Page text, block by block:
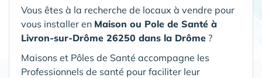
Vous êtes à la recherche de locaux à vendre pour
vous installer en Maison ou Pole de Santé à
Livron-sur-Drôme 26250 dans la Drôme ?
Maisons et Pôles de Santé accompagne les
Professionnels de santé pour faciliter leur